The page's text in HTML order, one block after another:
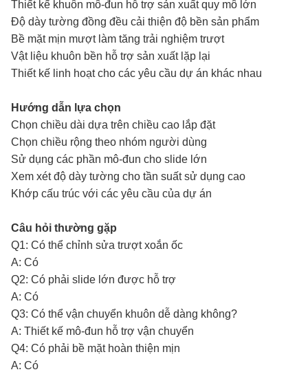
Thiết kế khuôn mô-đun hỗ trợ sản xuất quy mô lớn
Độ dày tường đồng đều cải thiện độ bền sản phẩm
Bề mặt mịn mượt làm tăng trải nghiệm trượt
Vật liệu khuôn bền hỗ trợ sản xuất lặp lại
Thiết kế linh hoạt cho các yêu cầu dự án khác nhau
Hướng dẫn lựa chọn
Chọn chiều dài dựa trên chiều cao lắp đặt
Chọn chiều rộng theo nhóm người dùng
Sử dụng các phần mô-đun cho slide lớn
Xem xét độ dày tường cho tần suất sử dụng cao
Khớp cấu trúc với các yêu cầu của dự án
Câu hỏi thường gặp
Q1: Có thể chỉnh sửa trượt xoắn ốc
A: Có
Q2: Có phải slide lớn được hỗ trợ
A: Có
Q3: Có thể vận chuyển khuôn dễ dàng không?
A: Thiết kế mô-đun hỗ trợ vận chuyển
Q4: Có phải bề mặt hoàn thiện mịn
A: Có